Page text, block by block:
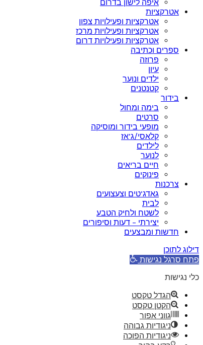
איפה לישון בדרום
אטרקציות
אטרקציות ופעילויות צפון
אטרקציות ופעילויות מרכז
אטרקציות ופעילויות דרום
ספרים וכתיבה
פרוזה
עיון
ילדים ונוער
קטנטנים
בידור
בימה ומחול
סרטים
מופעי בידור ומוסיקה
קלאסי/ג’אז
לילדים
לנוער
חיים בריאים
פינוקים
צרכנות
גאדג’טים וצעצועים
לבית
לשטח ולחיק הטבע
יצירתי – דעות וסיפורים
חדשות ומבצעים
דילוג לתוכן
פתח סרגל נגישות
כלי נגישות
הגדל טקסט
הקטן טקסט
גווני אפור
ניגודיות גבוהה
ניגודיות הפוכה